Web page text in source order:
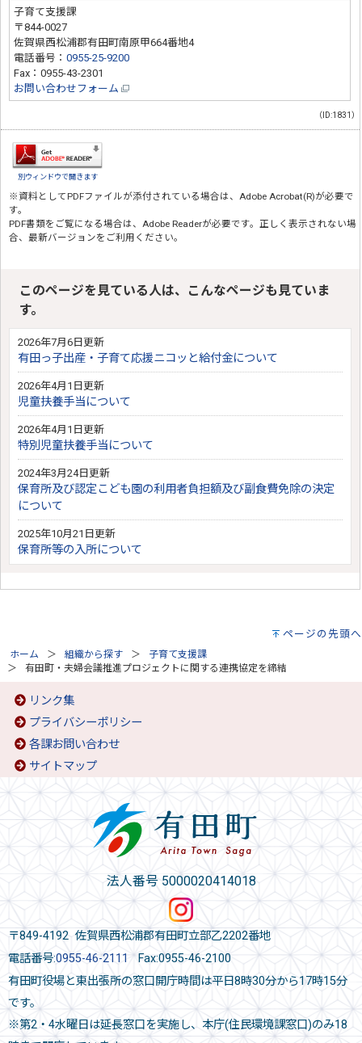
子育て支援課
〒844-0027
佐賀県西松浦郡有田町南原甲664番地4
電話番号：0955-25-9200
Fax：0955-43-2301
お問い合わせフォーム
（ID:1831）
別ウィンドウで開きます
※資料としてPDFファイルが添付されている場合は、 Adobe Acrobat(R)が必要で
す。
PDF書類をご覧になる場合は、 Adobe Readerが必要です。正しく表示されない場
合、最新バージョンをご利用ください。
このページを見ている人は、こんなページも見ていま
す。
2026年7月6日更新
有田っ子出産・子育て応援ニコッと給付金について
2026年4月1日更新
児童扶養手当について
2026年4月1日更新
特別児童扶養手当について
2024年3月24日更新
保育所及び認定こども園の利用者負担額及び副食費免除の決定
について
2025年10月21日更新
保育所等の入所について
ページの先頭へ
ホーム 組織から探す
子育て支援課
有田町・夫婦会議推進プロジェクトに関する連携協定を締結
リンク集
プライバシーポリシー
各課お問い合わせ
サイトマップ
法人番号 5000020414018
〒849-4192 佐賀県西松浦郡有田町立部乙2202番地
電話番号:0955-46-2111 Fax:0955-46-2100
有田町役場と東出張所の窓口開庁時間は平日8時30分から17時15分
です。
※第2・4水曜日は延長窓口を実施し、本庁(住民環境課窓口)のみ18